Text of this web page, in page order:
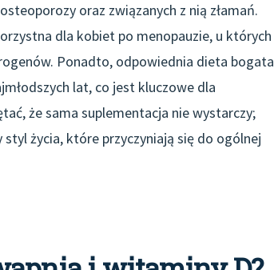
oraz związanych z nią złamań.
dla kobiet po menopauzie, u których
Ponadto, odpowiednia dieta bogata
lat, co jest kluczowe dla
że sama suplementacja nie wystarczy;
życia, które przyczyniają się do ogólnej